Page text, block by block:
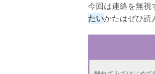
今回は連絡を無視
たいかたはぜひ読